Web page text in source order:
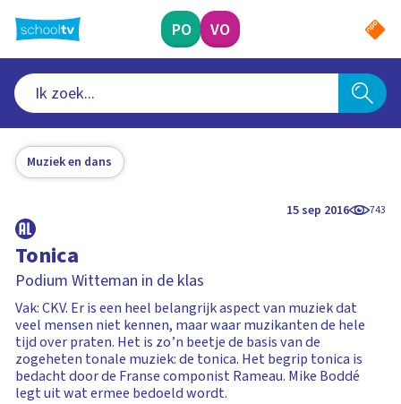
naar
hoofdinhoud
PO VO
Muziek en dans
15 sep 2016 743
Tonica
Podium Witteman in de klas
Vak: CKV. Er is een heel belangrijk aspect van muziek dat
veel mensen niet kennen, maar waar muzikanten de hele
tijd over praten. Het is zo’n beetje de basis van de
zogeheten tonale muziek: de tonica. Het begrip tonica is
bedacht door de Franse componist Rameau. Mike Boddé
legt uit wat ermee bedoeld wordt.